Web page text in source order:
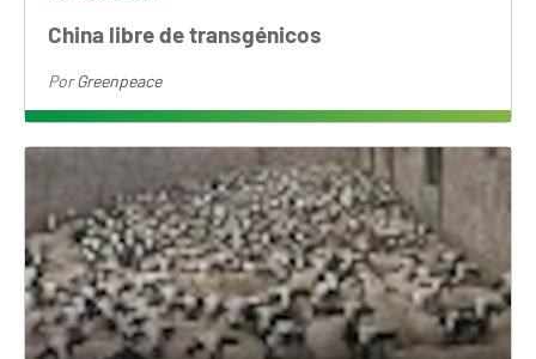
China libre de transgénicos
PorGreenpeace